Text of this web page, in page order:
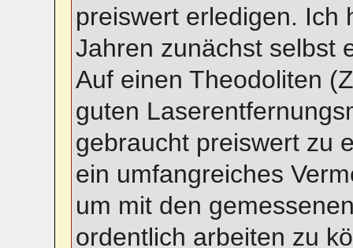
preiswert erledigen. Ich
Jahren zunächst selbst
Auf einen Theodoliten
guten
gebraucht preiswert zu
ein umfangreiches
um mit den
ordentlich arbeiten zu